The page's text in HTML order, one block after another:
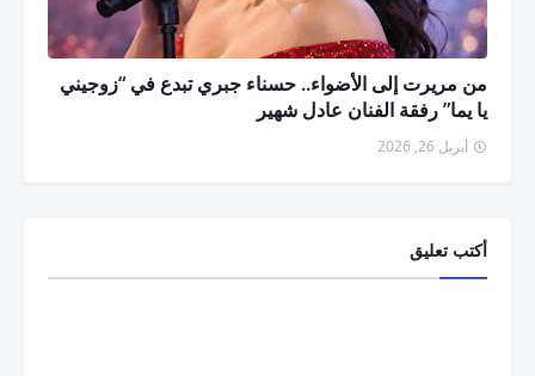
من مريرت إلى الأضواء.. حسناء جبري تبدع في “زوجيني
يا يما” رفقة الفنان عادل شهير
أبريل 26, 2026
أكتب تعليق